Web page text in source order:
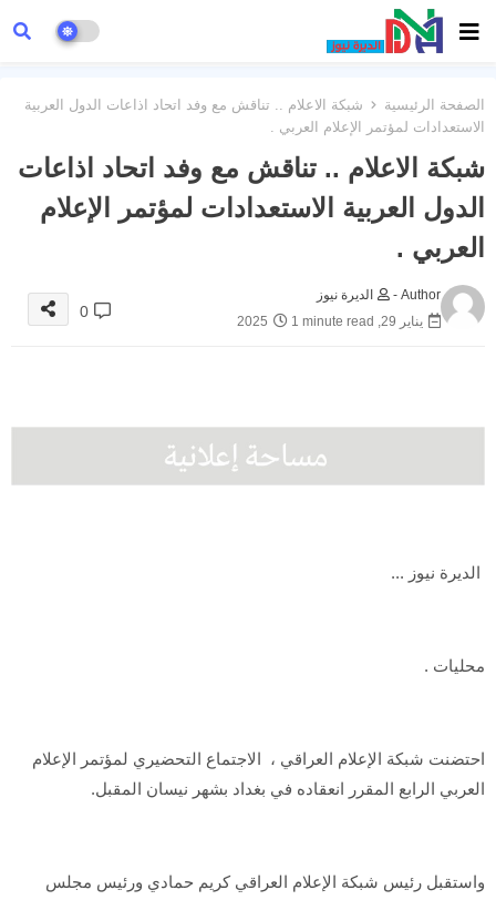
الصفحة الرئيسية
شبكة الاعلام .. تناقش مع وفد اتحاد اذاعات الدول العربية
الاستعدادات لمؤتمر الإعلام العربي .
شبكة الاعلام .. تناقش مع وفد اتحاد اذاعات
الدول العربية الاستعدادات لمؤتمر الإعلام
العربي .
Author -
الديرة نيوز
يناير 29, 2025
1 minute read
0
الديرة نيوز ...
محليات .
احتضنت شبكة الإعلام العراقي ، الاجتماع التحضيري لمؤتمر الإعلام
العربي الرابع المقرر انعقاده في بغداد بشهر نيسان المقبل.
واستقبل رئيس شبكة الإعلام العراقي كريم حمادي ورئيس مجلس